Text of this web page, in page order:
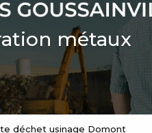
métaux
déchet usinage Domont